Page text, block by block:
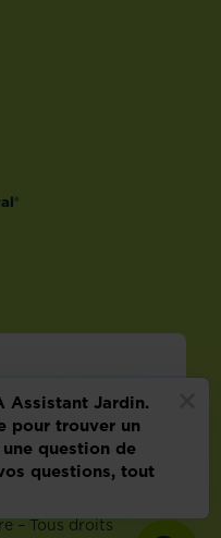
le jardin
personnelles
– Tous droits